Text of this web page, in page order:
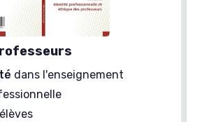
dans l'enseignement